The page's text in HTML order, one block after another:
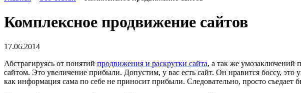
Комплексное продвижение сайтов
17.06.2014
Абстрагируясь от понятий продвижения и раскрутки сайта, а так же умозаключений
сайтом. Это увеличение прибыли. Допустим, у вас есть сайт. Он нравится боссу,
как информация сама по себе не приносит прибыли. Следовательно, просто